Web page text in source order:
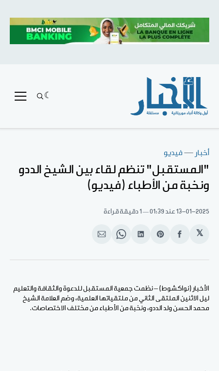
أخبار —فيديو
"المستقبل" تنظم لقاء بين الشيخ الددو
ونخبة من الأطباء (فيديو)
13-01-2025 عند 01:39 1 دقيقة قراءة
𝕏
انشر
الفيسبوك
Share
Pinterest
انشر
لينكد
Share
WhatsApp
انشر
الإيميل
الأخبار (نواكشوط) – نظمت جمعية المستقبل للدعوة والثقافة والتعليم
ليل الاثنين الملتقى الثاني من ملتقياتها العلمية، وضم العلامة الشيخ
محمد الحسن ولد الددو، ونخبة من الأطباء من مختلف الاختصاصات.